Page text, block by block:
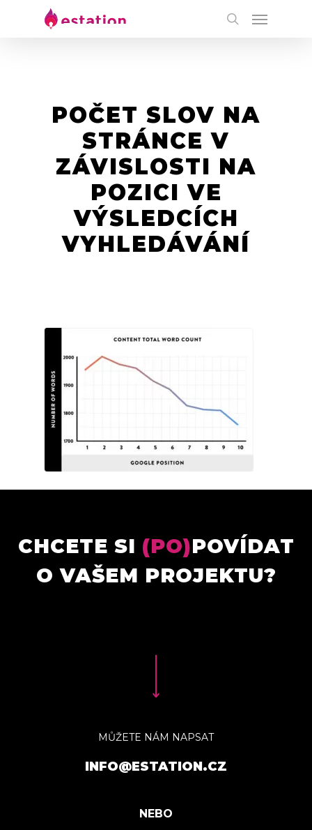
POČET SLOV NA
STRÁNCE V
ZÁVISLOSTI NA
POZICI VE
VÝSLEDCÍCH
VYHLEDÁVÁNÍ
CHCETE SI (PO)POVÍDAT
O VAŠEM PROJEKTU?
MŮŽETE NÁM NAPSAT
INFO@ESTATION.CZ